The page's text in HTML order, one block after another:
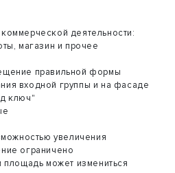
деятельности:
магазин и прочее
правильной формы
входной группы и на фасаде
ключ"
увеличения
ограничено
может измениться